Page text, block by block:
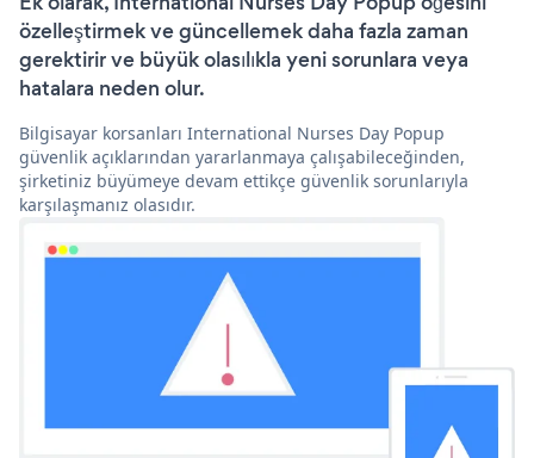
özelleştirmek ve güncellemek daha fazla zaman
gerektirir ve büyük olasılıkla yeni sorunlara veya
hatalara neden olur.
Bilgisayar korsanları International Nurses Day Popup
güvenlik açıklarından yararlanmaya çalışabileceğinden,
şirketiniz büyümeye devam ettikçe güvenlik sorunlarıyla
karşılaşmanız olasıdır.